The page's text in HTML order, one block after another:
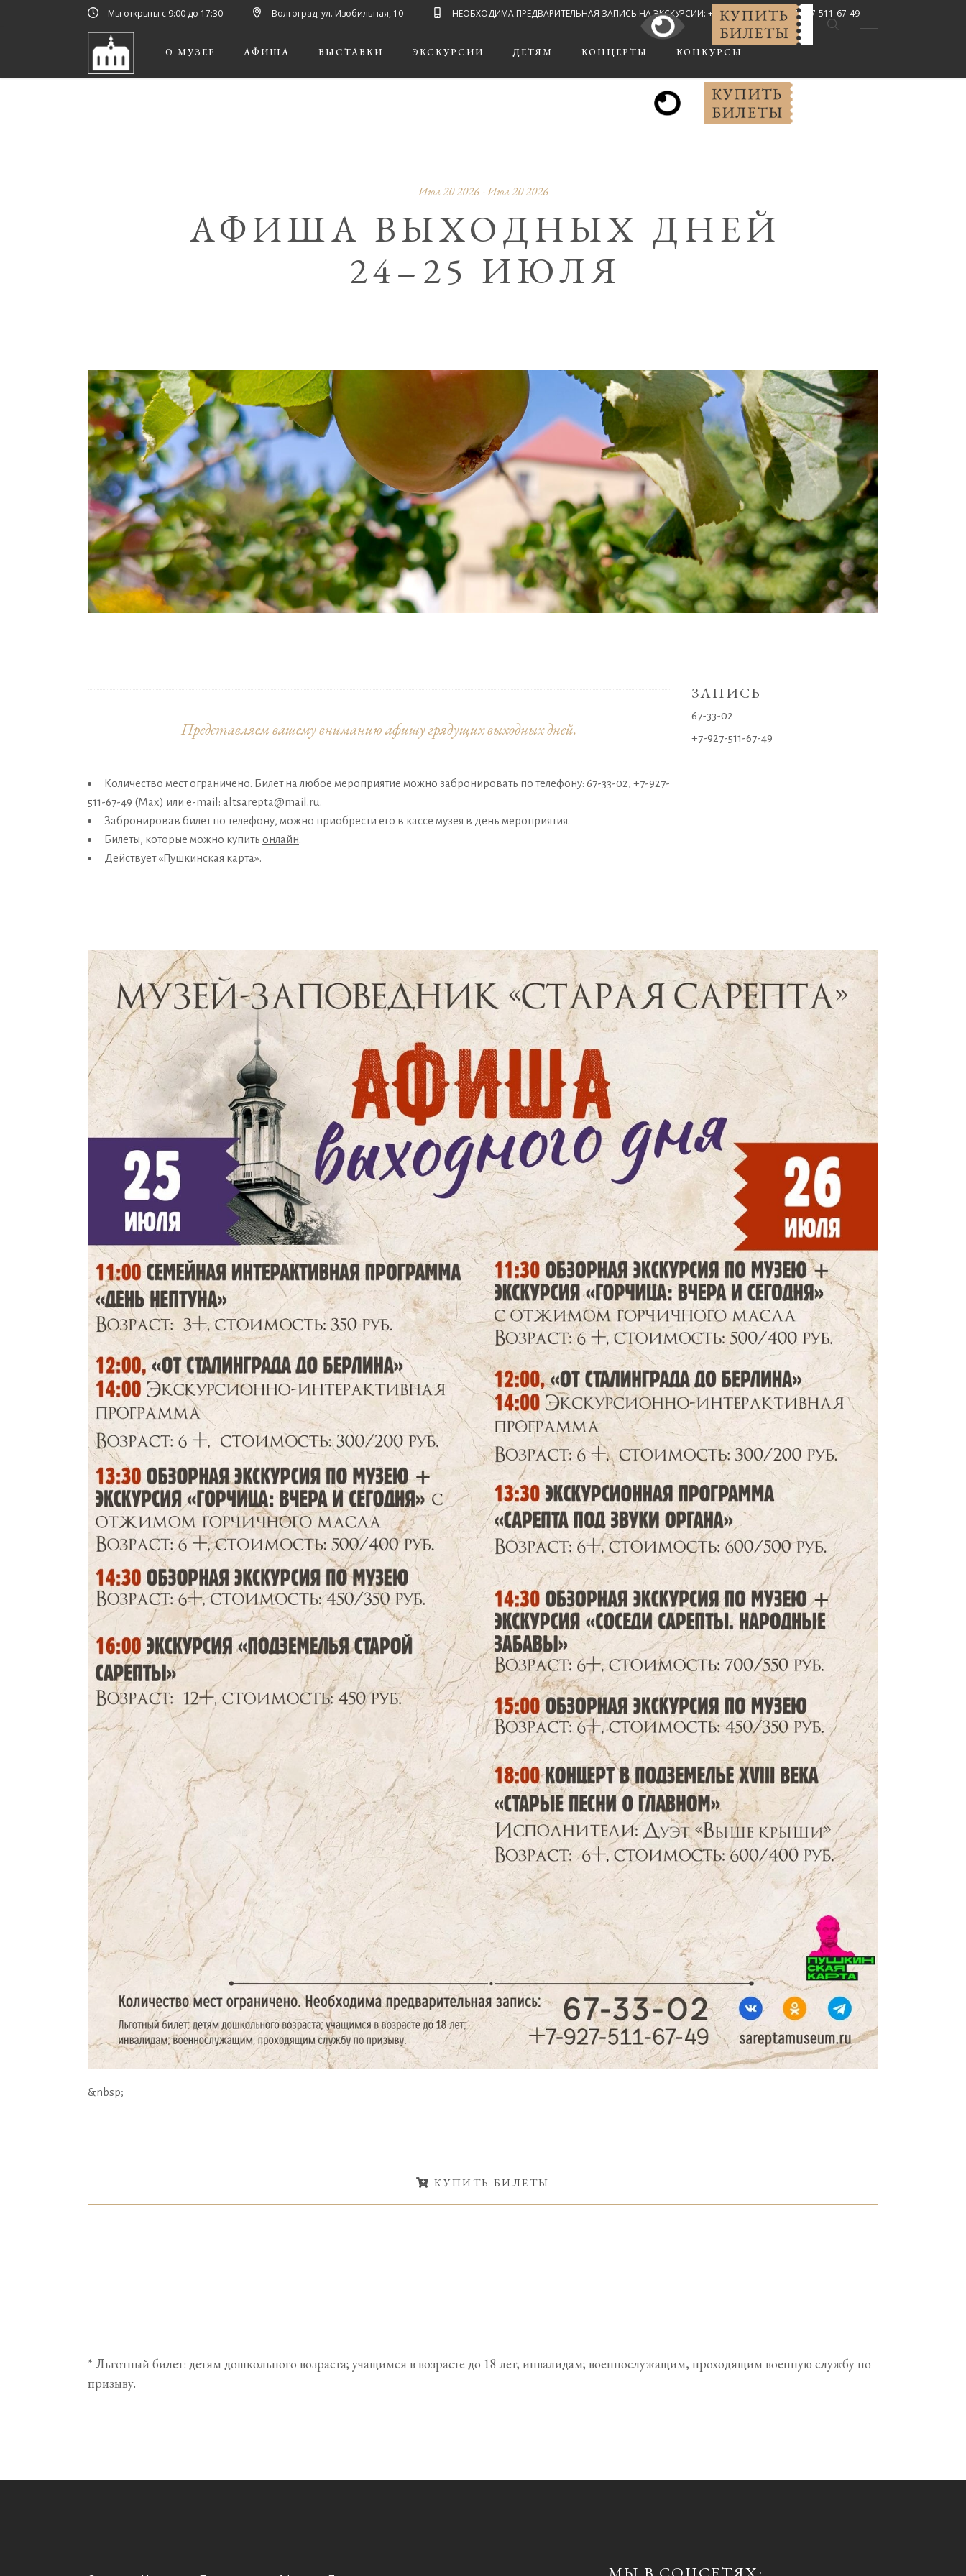
Мы открыты с 9:00 до 17:30 Волгоград, ул. Изобильная, 10 НЕОБХОДИМА ПРЕДВАРИТЕЛЬНАЯ ЗАПИСЬ НА ЭКСКУРСИИ: +7 (8442) 67-33-02, +7-927-511-67-49
Мы в соцсетях:
О МУЗЕЕ
АФИША ВЫСТАВКИ ЭКСКУРСИИ ДЕТЯМ КОНЦЕРТЫ КОНКУРСЫ
Июл 20 2026 - Июл 20 2026
АФИША ВЫХОДНЫХ ДНЕЙ
24–25 ИЮЛЯ
Представляем вашему вниманию афишу грядущих выходных дней.
Количество мест ограничено. Билет на любое мероприятие можно забронировать по телефону: 67-33-02, +7-927-
511-67-49 (Мах) или e-mail: altsarepta@mail.ru.
Забронировав билет по телефону, можно приобрести его в кассе музея в день мероприятия.
Билеты, которые можно купить онлайн.
Действует «Пушкинская карта».
ЗАПИСЬ
67-33-02
+7-927-511-67-49
&nbsp;
КУПИТЬ БИЛЕТЫ
* Льготный билет: детям дошкольного возраста; учащимся в возрасте до 18 лет; инвалидам; военнослужащим, проходящим военную службу по
призыву.